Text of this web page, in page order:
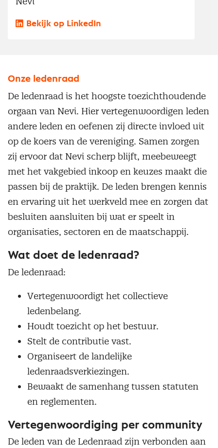
Bekijk op LinkedIn
Onze ledenraad
De ledenraad is het hoogste toezichthoudende
orgaan van Nevi. Hier vertegenwoordigen leden
andere leden en oefenen zij directe invloed uit
op de koers van de vereniging. Samen zorgen
zij ervoor dat Nevi scherp blijft, meebeweegt
met het vakgebied inkoop en keuzes maakt die
passen bij de praktijk. De leden brengen kennis
en ervaring uit het werkveld mee en zorgen dat
besluiten aansluiten bij wat er speelt in
organisaties, sectoren en de maatschappij.
Wat doet de ledenraad?
De ledenraad:
Vertegenwoordigt het collectieve
ledenbelang.
Houdt toezicht op het bestuur.
Stelt de contributie vast.
Organiseert de landelijke
ledenraadsverkiezingen.
Bewaakt de samenhang tussen statuten
en reglementen.
Vertegenwoordiging per community
De leden van de Ledenraad zijn verbonden aan